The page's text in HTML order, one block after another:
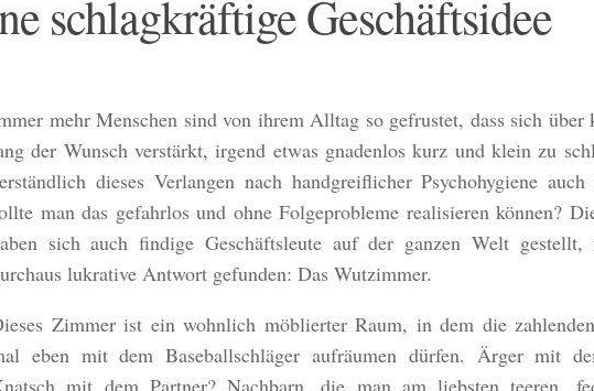
schlagkräftige Geschäftsidee
mehr Menschen sind von ihrem Alltag so gefrustet, dass sich über
der Wunsch verstärkt, irgend etwas gnadenlos kurz und klein zu
dieses Verlangen nach handgreiflicher Psychohygiene
man das gefahrlos und ohne Folgeprobleme realisieren können?
sich auch findige Geschäftsleute auf der ganzen Welt gestellt,
lukrative Antwort gefunden: Das Wutzimmer.
Zimmer ist ein wohnlich möblierter Raum, in dem die
eben mit dem Baseballschläger aufräumen dürfen. Ärger mit
mit dem Partner? Nachbarn, die man am liebsten teeren,